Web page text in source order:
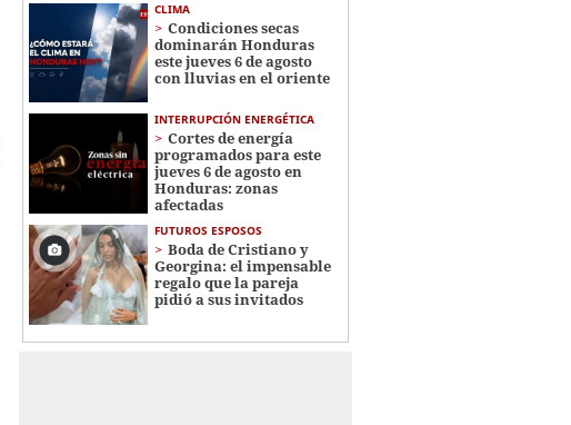
CLIMA
Condiciones secas
dominarán Honduras
este jueves 6 de agosto
con lluvias en el oriente
INTERRUPCIÓN ENERGÉTICA
Cortes de energía
programados para este
jueves 6 de agosto en
Honduras: zonas
afectadas
FUTUROS ESPOSOS
Boda de Cristiano y
Georgina: el impensable
regalo que la pareja
pidió a sus invitados